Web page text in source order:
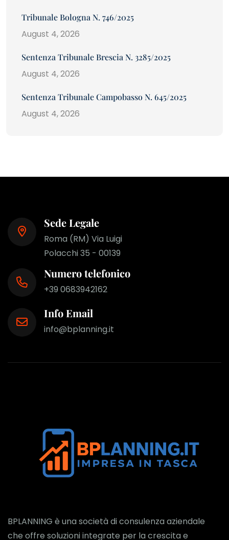
Tribunale Bologna N. 746/2025
August 4, 2026
Sentenza Tribunale Brescia N. 3285/2025
August 4, 2026
Sentenza Tribunale Campobasso N. 645/2025
August 4, 2026
Sede Legale
Roma (RM) Via Luigi
Polacchi 35 - 00139
Numero telefonico
+39 0683942162
Info Email
info@bplanning.it
BPLANNING è una società di consulenza aziendale
che offre soluzioni integrate per la crescita e